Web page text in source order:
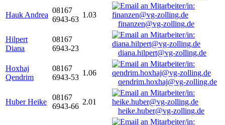
Hauk Andrea
08167
6943-63
1.03
finanzen@vg-zolling.de
Hilpert
Diana
08167
6943-23
diana.hilpert@vg-zolling.de
Hoxhaj
Qendrim
08167
6943-53
1.06
qendrim.hoxhaj@vg-zolling.de
Huber Heike
08167
6943-66
2.01
heike.huber@vg-zolling.de